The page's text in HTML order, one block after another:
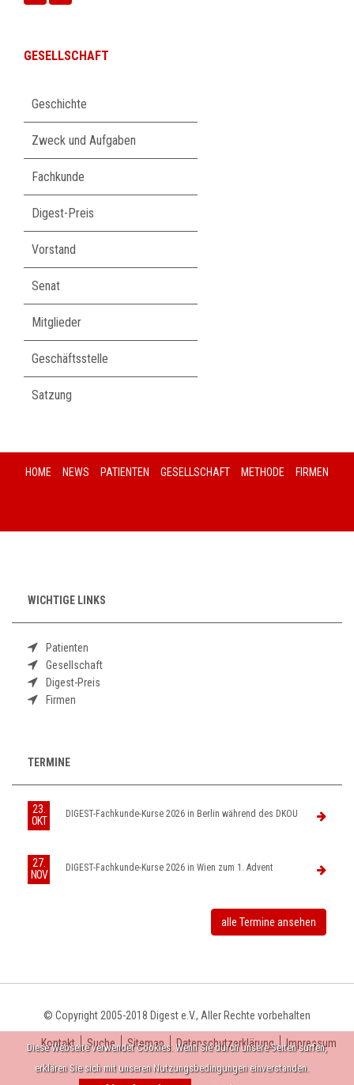
GESELLSCHAFT
überspringen
Geschichte
Zweck und Aufgaben
Fachkunde
Digest-Preis
Vorstand
Senat
Mitglieder
Geschäftsstelle
Satzung
HOME NEWS PATIENTEN GESELLSCHAFT METHODE FIRMEN
WICHTIGE LINKS
Patienten
Gesellschaft
Digest-Preis
Firmen
TERMINE
23.
OKT
DIGEST-Fachkunde-Kurse 2026 in Berlin während des DKOU
27.
NOV
DIGEST-Fachkunde-Kurse 2026 in Wien zum 1. Advent
alle Termine ansehen
© Copyright 2005-2018 Digest e.V., Aller Rechte vorbehalten
Kontakt Suche Sitemap Datenschutzerklärung Impressum
Diese Webseite verwendet Cookies. Wenn Sie durch unsere Seiten surfen,
erklären Sie sich mit unseren Nutzungsbedingungen einverstanden.